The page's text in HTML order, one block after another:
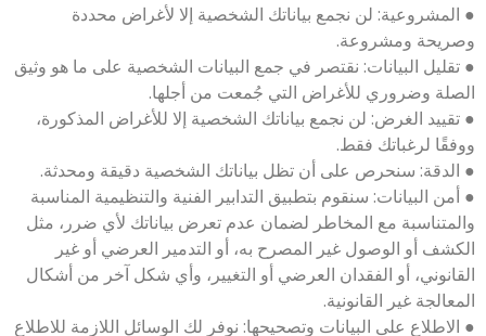
● المشروعية: لن نجمع بياناتك الشخصية إلا لأغراض محددة
وصريحة ومشروعة.
● تقليل البيانات: نقتصر في جمع البيانات الشخصية على ما هو وثيق
الصلة وضروري للأغراض التي جُمعت من أجلها.
● تقييد الغرض: لن نجمع بياناتك الشخصية إلا للأغراض المذكورة،
ووفقًا لرغباتك فقط.
● الدقة: سنحرص على أن تظل بياناتك الشخصية دقيقة ومحدثة.
● أمن البيانات: سنقوم بتطبيق التدابير الفنية والتنظيمية المناسبة
والمتناسبة مع المخاطر لضمان عدم تعرض بياناتك لأي ضرر، مثل
الكشف أو الوصول غير المصرح به، أو التدمير العرضي أو غير
القانوني، أو الفقدان العرضي أو التغيير، وأي شكل آخر من أشكال
المعالجة غير القانونية.
● الاطلاع على البيانات وتصحيحها: نوفر لك الوسائل اللازمة للاطلاع